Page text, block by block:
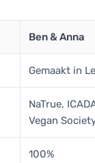
Ben & Anna
Gemaakt in
NaTrue,
Vegan
100%